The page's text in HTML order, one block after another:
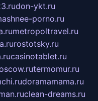
don-ykt.ru
porno.ru
metropoltravel.ru
rostotsky.ru
casinotablet.ru
termomur.ru
doramamama.ru
clean-dreams.ru